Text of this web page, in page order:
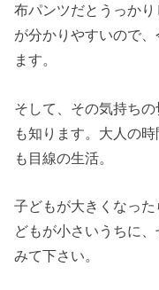
布パンツだとうっか
が分かりやすいので
ます。
そして、その気持ち
も知ります。大人の
も目線の生活。
子どもが大きくなっ
どもが小さいうちに
みて下さい。